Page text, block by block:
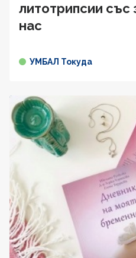
литотрипсии със
нас
УМБАЛ Токуда